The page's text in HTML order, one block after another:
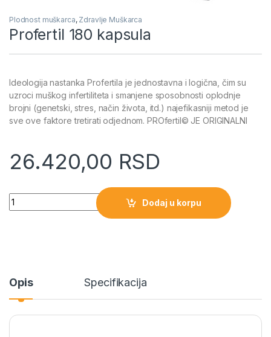
Plodnost muškarca, Zdravlje Muškarca
Profertil 180 kapsula
Ideologija nastanka Profertila je jednostavna i logična, čim su
uzroci muškog infertiliteta i smanjene sposobnosti oplodnje
brojni (genetski, stres, način života, itd.) najefikasniji metod je
sve ove faktore tretirati odjednom. PROfertil© JE ORIGINALNI
26.420,00 RSD
Quantity
Dodaj u korpu
Opis Specifikacija